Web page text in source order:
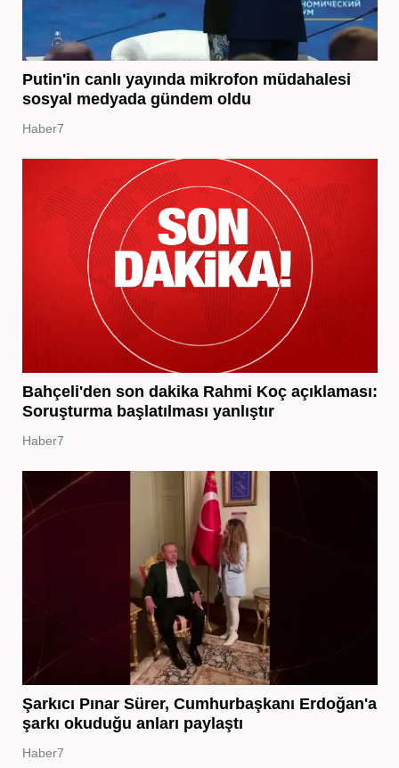
Putin'in canlı yayında mikrofon müdahalesi
sosyal medyada gündem oldu
Haber7
Bahçeli'den son dakika Rahmi Koç açıklaması:
Soruşturma başlatılması yanlıştır
Haber7
Şarkıcı Pınar Sürer, Cumhurbaşkanı Erdoğan'a
şarkı okuduğu anları paylaştı
Haber7